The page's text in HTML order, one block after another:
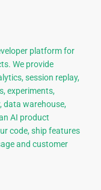
platform for
We provide
session replay,
experiments,
data warehouse,
AI product
code, ship features
and customer